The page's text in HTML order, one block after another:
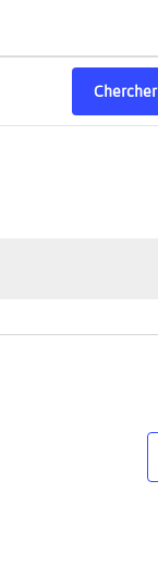
Chercher